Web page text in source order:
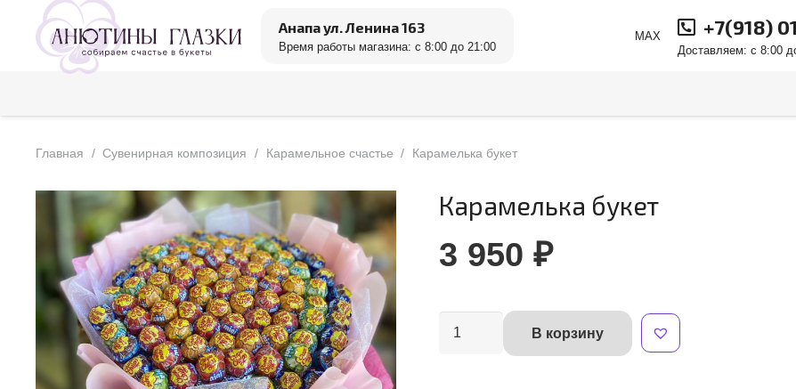
Анапа ул. Ленина 163
Время работы магазина: с 8:00 до 21:00
MAX +7(918)
Доставляем: с 8:00
Главная / Сувенирная композиция / Карамельное счастье / Карамелька букет
Карамелька букет
3 950₽
Количество
В корзину
Alternative: